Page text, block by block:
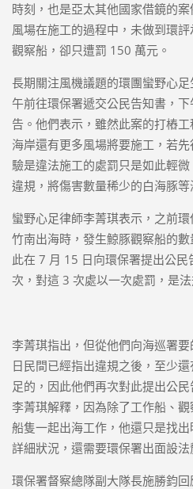
時刻，也是亞太其他國家借鏡的
風場在施工的過程中，未做到環
觀察船，卻只遭罰 150 萬元。
長期關注風機議題的環團蠻野心
午前往環保署遞交公民告知書，
告。他們表示，雖然此案的打樁
海岸還有更多風場將要施工，若
驗是違法施工的處罰只是如此輕
違規，將傷害數量稀少的白海豚等
蠻野心足律師李菁琪表示，之前
竹南出海時，發生鯨豚觀察船的
此在 7 月 15 日向環保署提出公
次，對這 3 次處以一次處罰，是
李菁琪指出，但從他們向海巡署
日民間已經指出違規之後，至少
足的，因此他們再次對此提出公
李菁琪解釋，因為除了工作船、
船隻一起出海工作，他還只是找
詳細狀況，還需要環保署出面設法
環保署督察總隊副大隊長施勝鈞